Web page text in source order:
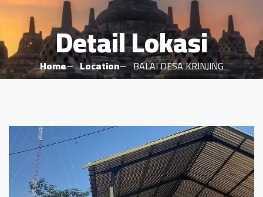
Detail Lokasi
Home Location BALAI DESA KRINJING